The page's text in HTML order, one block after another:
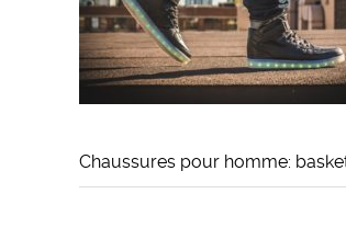
Chaussures pour homme: